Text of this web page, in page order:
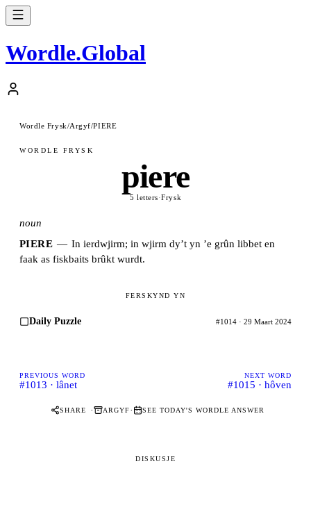
Wordle.Global
Wordle Frysk/Argyf/PIERE
WORDLE FRYSK
piere
5 letters·Frysk
noun
PIERE — In ierdwjirm; in wjirm dy’t yn ’e grûn libbet en
faak as fiskbaits brûkt wurdt.
FERSKYND YN
Daily Puzzle #1014 · 29 Maart 2024
PREVIOUS WORD
#1013 · lânet
NEXT WORD
#1015 · hôven
SHARE · ARGYF· SEE TODAY'S WORDLE ANSWER
DISKUSJE